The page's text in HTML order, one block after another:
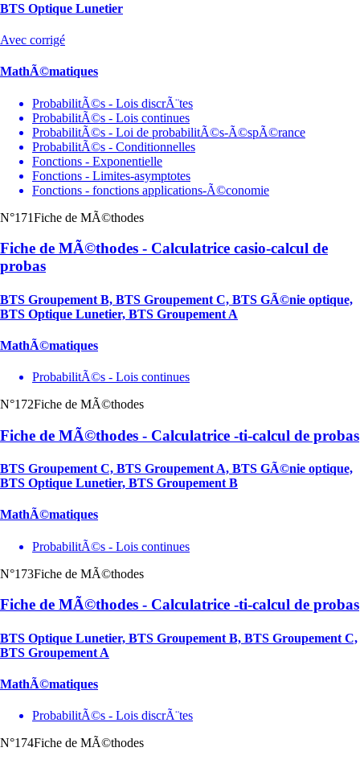
BTS Optique Lunetier
Avec corrigé
MathÃ©matiques
ProbabilitÃ©s - Lois discrÃ¨tes
ProbabilitÃ©s - Lois continues
ProbabilitÃ©s - Loi de probabilitÃ©s-Ã©spÃ©rance
ProbabilitÃ©s - Conditionnelles
Fonctions - Exponentielle
Fonctions - Limites-asymptotes
Fonctions - fonctions applications-Ã©conomie
N°171Fiche de MÃ©thodes
Fiche de MÃ©thodes - Calculatrice casio-calcul de
probas
BTS Groupement B, BTS Groupement C, BTS GÃ©nie optique,
BTS Optique Lunetier, BTS Groupement A
MathÃ©matiques
ProbabilitÃ©s - Lois continues
N°172Fiche de MÃ©thodes
Fiche de MÃ©thodes - Calculatrice -ti-calcul de probas
BTS Groupement C, BTS Groupement A, BTS GÃ©nie optique,
BTS Optique Lunetier, BTS Groupement B
MathÃ©matiques
ProbabilitÃ©s - Lois continues
N°173Fiche de MÃ©thodes
Fiche de MÃ©thodes - Calculatrice -ti-calcul de probas
BTS Optique Lunetier, BTS Groupement B, BTS Groupement C,
BTS Groupement A
MathÃ©matiques
ProbabilitÃ©s - Lois discrÃ¨tes
N°174Fiche de MÃ©thodes